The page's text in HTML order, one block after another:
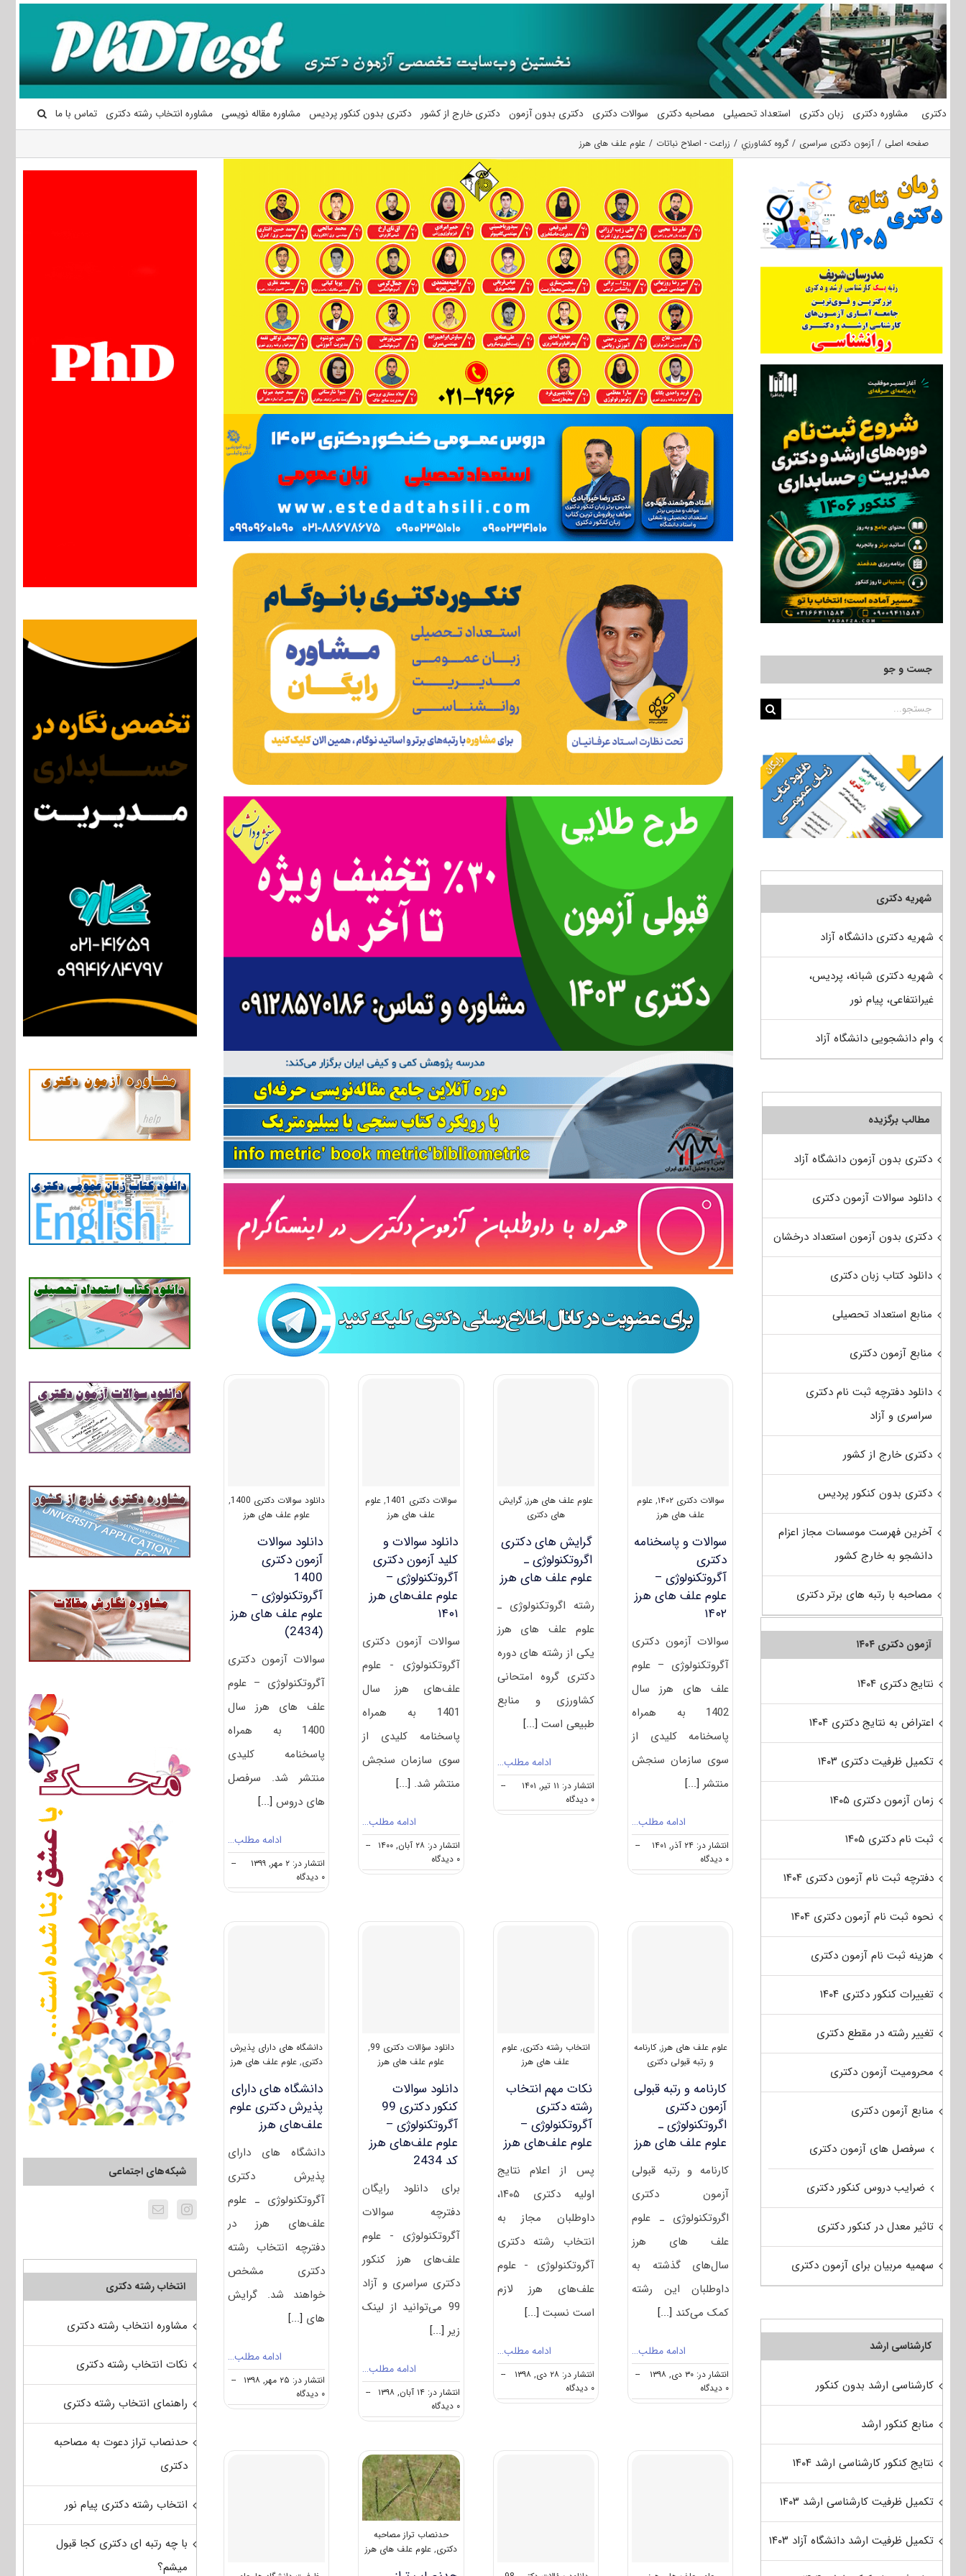
محتوا
دکتری مشاوره دکتری زبان دکتری استعداد تحصیلی مصاحبه دکتری سوالات دکتری دکتری بدون آزمون دکتری خارج از کشور دکتری بدون کنکور پردیس مشاوره مقاله نویسی مشاوره انتخاب رشته دکتری تماس با ما
صفحه اصلی آزمون دکتری سراسری گروه كشاورزي زراعت - اصلاح نباتات علوم علف های هرز
سوالات دکتری ۱۴۰۲ ,علوم
علف های هرز
سوالات و پاسخنامه
دکتری
آگروتکنولوژی –
علوم علف های هرز
۱۴۰۲
سوالات آزمون دکتری
آگروتکنولوژی – علوم
علف های هرز سال
1402 به همراه
پاسخنامه کلیدی از
سوی سازمان سنجش
منتشر [...]
ادامه مطلب…
انتشار در: ۲۴ آذر, ۱۴۰۱
--
۰ دیدگاه
on
سوالات
آگروتکنولوژی
علوم علف های هرز,گرایش
های دکتری
گرایش های دکتری
اﮔﺮوﺗﻜﻨﻮﻟﻮژی ـ
ﻋﻠﻮم ﻋﻠﻒ ﻫﺎی ﻫﺮز
رشته اﮔﺮوﺗﻜﻨﻮﻟﻮژی ـ
ﻋﻠﻮم علف های ﻫﺮز
یکی از رشته های دوره
دکتری گروه امتحانی
کشاورزی و منابع
طبیعی است [...]
ادامه مطلب…
انتشار در: ۱۱ تیر, ۱۴۰۱
--
۰ دیدگاه
گرایش
ﻫﺮز
سوالات دکتری 1401 ,علوم
علف های هرز
دانلود سوالات و
کلید آزمون دکتری
آگروتکنولوژی –
علوم علف‌های هرز
۱۴۰۱
سوالات آزمون دکتری
آگروتکنولوژی - علوم
علف‌های هرز سال
1401 به همراه
پاسخنامه کلیدی از
سوی سازمان سنجش
منتشر شد. [...]
ادامه مطلب…
انتشار در: ۲۸ آبان, ۱۴۰۰
--
۰ دیدگاه
دانلود
آزمون
دانلود سوالات دکتری 1400
,
علوم علف های هرز
دانلود سوالات
آزمون دکتری
1400
آگروتکنولوژی –
علوم علف ‌های هرز
(2434)
سوالات آزمون دکتری
آگروتکنولوژی – علوم
علف ‌های هرز سال
1400 به همراه
پاسخنامه کلیدی
منتشر شد. سرفصل
های دروس[...]
ادامه مطلب…
انتشار در: ۲ مهر, ۱۳۹۹
--
۰ دیدگاه
on
دانلود
علوم علف های هرز,کارنامه
و رتبه قبولی دکتری
کارنامه و رتبه قبولی
آزمون دکتری
اﮔﺮوﺗﻜﻨﻮﻟﻮژی ـ
ﻋﻠﻮم ﻋﻠﻒ ﻫﺎی ﻫﺮز
کارنامه و رتبه قبولی
آزمون دکتری
اﮔﺮوﺗﻜﻨﻮﻟﻮژی ـ ﻋﻠﻮم
ﻋﻠﻒ ﻫﺎی ﻫﺮز
سال‌های گذشته به
داوطلبان این رشته
کمک می‌کند [...]
ادامه مطلب…
انتشار در: ۳۰ دی, ۱۳۹۸
--
۰ دیدگاه
on
کارنامه
آزمون
انتخاب رشته دکتری,علوم
علف های هرز
نکات مهم انتخاب
رشته دکتری
آگروتکنولوژی –
علوم علف‌های هرز
پس از اعلام نتایج
اولیه دکتری ۱۴۰۵،
داوطلبان مجاز به
انتخاب رشته دکتری
آگروتکنولوژی - علوم
علف‌های هرز لازم
است نسبت [...]
ادامه مطلب…
انتشار در: ۲۸ دی, ۱۳۹۸
--
۰ دیدگاه
نکات
دکتری
دانلود سؤالات دکتری 99
,
علوم علف های هرز
دانلود سوالات
کنکور دکتری 99
آﮔﺮوﺗﻜﻨﻮﻟﻮژی –
علوم علف‌های هرز
کد 2434
برای دانلود رایگان
دفترچه سوالات
آﮔﺮوﺗﻜﻨﻮﻟﻮژی - علوم
علف‌های هرز کنکور
دکتری سراسری و آزاد
99 می‌توانید از لینک
زیر [...]
ادامه مطلب…
انتشار در: ۱۴ آبان, ۱۳۹۸
--
۰ دیدگاه
دانلود
دکتری
۹۹
آﮔﺮوﺗﻜﻨﻮﻟﻮژی
–
علوم
علف‌های
هرز
کد
۲۴۳۴
دانشگاه های دارای پذیرش
دکتری,علوم علف های هرز
دانشگاه های دارای
پذیرش دکتری ﻋﻠﻮم
ﻋﻠﻒﻫﺎی ﻫﺮز
دانشگاه های دارای
پذیرش دکتری
آﮔﺮوﺗﻜﻨﻮﻟﻮژی ـ ﻋﻠﻮم
ﻋﻠﻒﻫﺎی ﻫﺮز در
دفترچه انتخاب رشته
دکتری مشخص
خواهند شد. گرایش
های [...]
ادامه مطلب…
انتشار در: ۲۵ مهر, ۱۳۹۸
--
۰ دیدگاه
on
دانشگاه
پذیرش
حدنصاب تراز مصاحبه
دکتری,علوم علف های هرز
شبکه‌های اجتماعی
انتخاب رشته دکتری
مشاوره انتخاب رشته دکتری
نکات انتخاب رشته دکتری
راهنمای انتخاب رشته دکتری
حدنصاب تراز دعوت به مصاحبه
دکتری
انتخاب رشته دکتری پیام نور
با چه رتبه ای دکتری کجا قبول
میشم؟
جست و جو
جستجو
شهریه دکتری
شهریه دکتری دانشگاه آزاد
شهریه دکتری شبانه، پردیس،
غیرانتفاعی، پیام نور
وام دانشجویی دانشگاه آزاد
مطالب برگزیده
دکتری بدون آزمون دانشگاه آزاد
دانلود سوالات آزمون دکتری
دکتری بدون آزمون استعداد درخشان
دانلود کتاب زبان دکتری
منابع استعداد تحصیلی
منابع آزمون دکتری
دانلود دفترچه ثبت نام دکتری
سراسری و آزاد
دکتری خارج از کشور
دکتری بدون کنکور پردیس
آخرین فهرست موسسات مجاز اعزام
دانشجو به خارج کشور
مصاحبه با رتبه های برتر دکتری
آزمون دکتری ۱۴۰۴
نتایج دکتری ۱۴۰۴
اعتراض به نتایج دکتری ۱۴۰۴
تکمیل ظرفیت دکتری ۱۴۰۳
زمان آزمون دکتری ۱۴۰۵
ثبت نام دکتری ۱۴۰۵
دفترچه ثبت نام آزمون دکتری ۱۴۰۴
نحوه ثبت نام آزمون دکتری ۱۴۰۴
هزینه ثبت نام آزمون دکتری
تغییرات کنکور دکتری ۱۴۰۴
تغییر رشته در مقطع دکتری
محرومیت آزمون دکتری
منابع آزمون دکتری
سرفصل های آزمون دکتری
ضرایب دروس کنکور دکتری
تاثیر معدل در کنکور دکتری
سهمیه مربیان برای آزمون دکتری
کارشناسی ارشد
کارشناسی ارشد بدون کنکور
منابع کنکور ارشد
نتایج کنکور کارشناسی ارشد ۱۴۰۴
تکمیل ظرفیت کارشناسی ارشد ۱۴۰۳
تکمیل ظرفیت ارشد دانشگاه آزاد ۱۴۰۳